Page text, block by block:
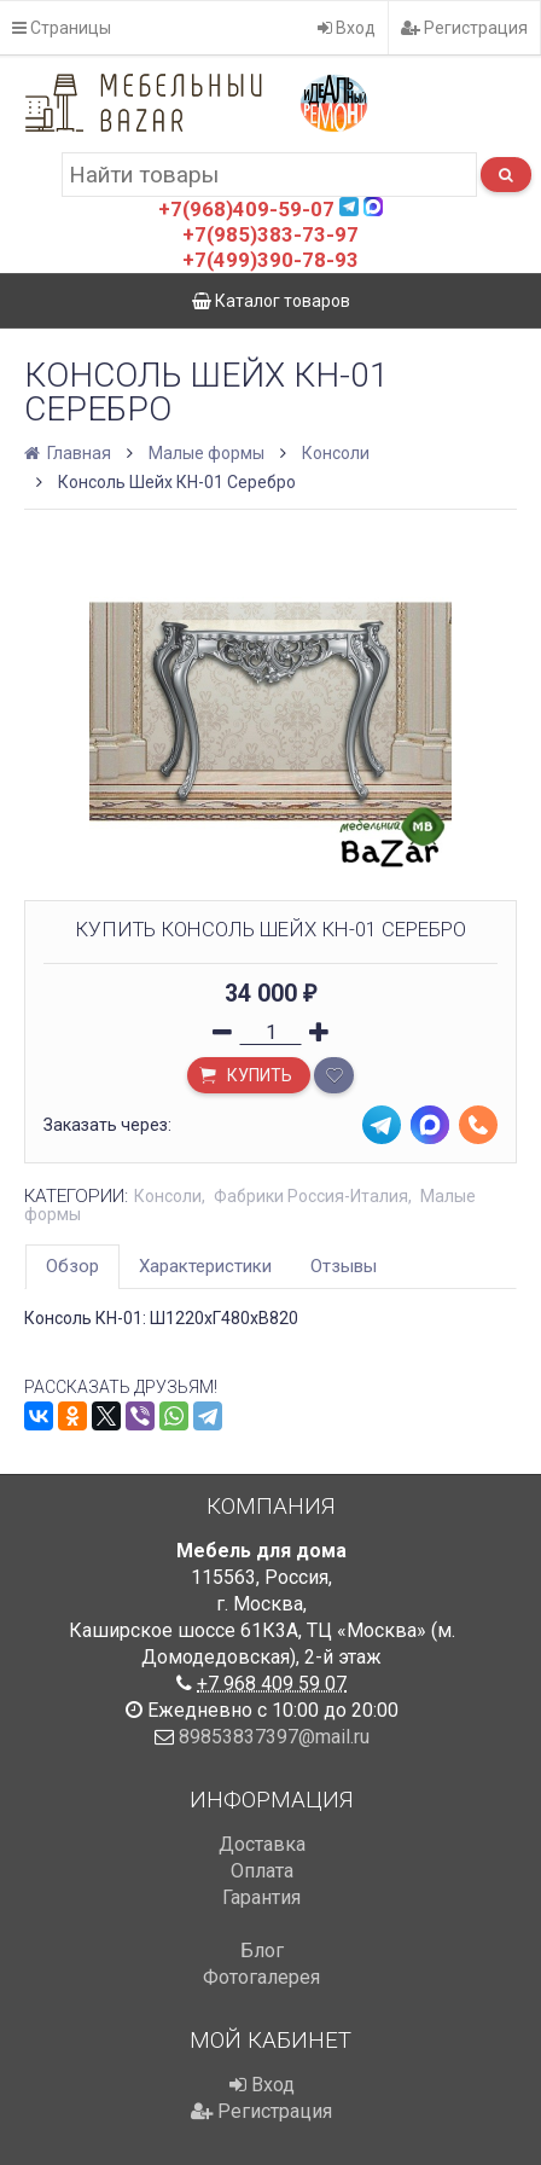
Страницы Вход Регистрация
+7(968)409-59-07
+7(985)383-73-97
+7(499)390-78-93
Каталог товаров
КОНСОЛЬ ШЕЙХ КН-01
СЕРЕБРО
Главная Малые формы
Консоли
Консоль Шейх КН-01 Серебро
КУПИТЬ КОНСОЛЬ ШЕЙХ КН-01 СЕРЕБРО
34 000 ₽
КУПИТЬ
Заказать через:
КАТЕГОРИИ: Консоли Фабрики Россия-Италия
Малые
формы
Обзор Характеристики Отзывы
Консоль КН-01: Ш1220хГ480хВ820
РАССКАЗАТЬ ДРУЗЬЯМ!
КОМПАНИЯ
Мебель для дома
115563, Россия,
г. Москва,
Каширское шоссе 61К3А, ТЦ «Москва» (м.
Домодедовская), 2-й этаж
+7 968 409 59 07
Ежедневно с 10:00 до 20:00
89853837397@mail.ru
ИНФОРМАЦИЯ
Доставка
Оплата
Гарантия
Блог
Фотогалерея
МОЙ КАБИНЕТ
Вход
Регистрация